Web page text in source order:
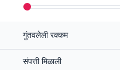
गुंतवलेली रक्कम
संपत्ती मिळाली